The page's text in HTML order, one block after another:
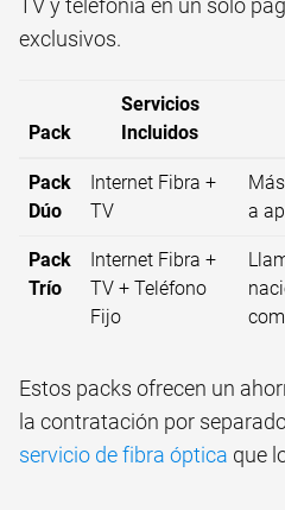
TV y telefonía en un solo
exclusivos.
Pack
Servicios
Incluidos
Pack
Dúo
Internet Fibra +
TV
a
Pack
Trío
Internet Fibra +
TV + Teléfono
Fijo
Estos packs ofrecen un
la contratación por
servicio de fibra óptica que